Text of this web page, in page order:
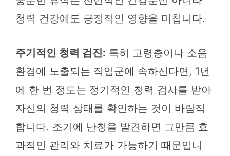
청력 건강에도 긍정적인 영향을 미칩니다.
주기적인 청력 검진: 특히 고령층이나 소음
환경에 노출되는 직업군에 속하신다면, 1년
에 한 번 정도는 정기적인 청력 검사를 받아
자신의 청력 상태를 확인하는 것이 바람직
합니다. 조기에 난청을 발견하면 그만큼 효
과적인 관리와 치료가 가능하기 때문입니